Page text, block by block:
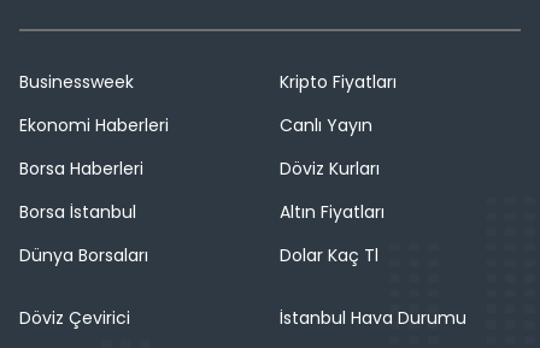
Businessweek
Ekonomi Haberleri
Borsa Haberleri
Borsa İstanbul
Dünya Borsaları
Kripto Fiyatları
Canlı Yayın
Döviz Kurları
Altın Fiyatları
Dolar Kaç Tl
Döviz Çevirici
İstanbul Hava Durumu